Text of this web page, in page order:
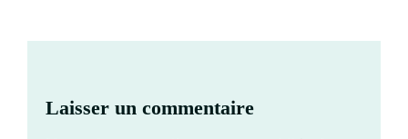
Laisser un commentaire